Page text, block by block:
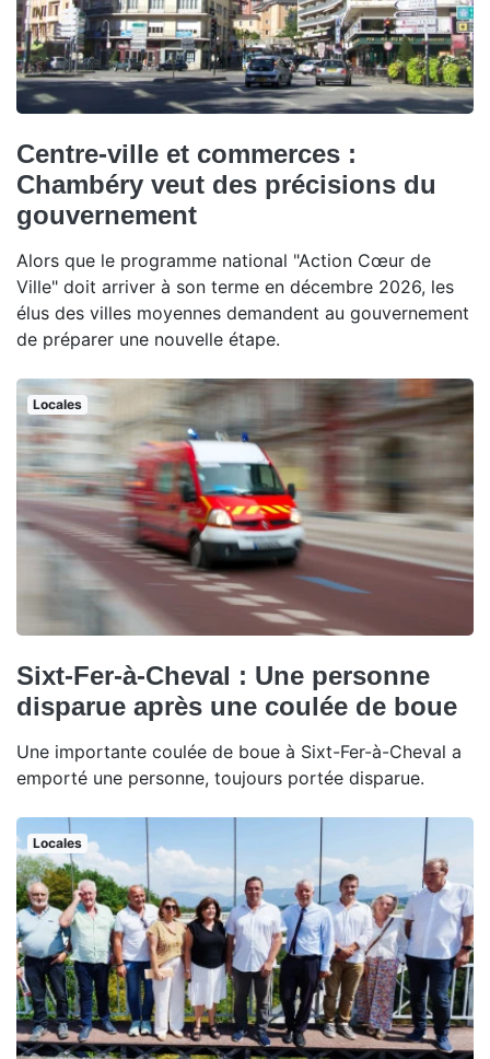
Centre-ville et commerces :
Chambéry veut des précisions du
gouvernement
Alors que le programme national "Action Cœur de
Ville" doit arriver à son terme en décembre 2026, les
élus des villes moyennes demandent au gouvernement
de préparer une nouvelle étape.
Locales
Sixt-Fer-à-Cheval : Une personne
disparue après une coulée de boue
Une importante coulée de boue à Sixt-Fer-à-Cheval a
emporté une personne, toujours portée disparue.
Locales